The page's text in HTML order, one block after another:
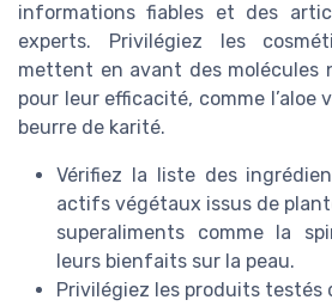
informations fiables et des
experts. Privilégiez les
mettent en avant des molécules
pour leur efficacité, comme l’aloe
beurre de karité.
Vérifiez la liste des
actifs végétaux issus de
superaliments comme la
leurs bienfaits sur la peau.
Privilégiez les produits testés